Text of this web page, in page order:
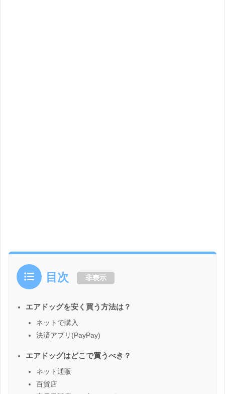
目次 非表示
エアドッグを安く買う方法は？
ネットで購入
決済アプリ(PayPay)
エアドッグはどこで買うべき？
ネット通販
百貨店